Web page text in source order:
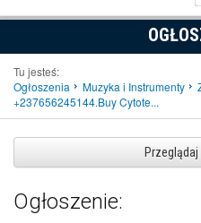
Tu jesteś:
Ogłoszenia
Muzyka i Instrumenty
+237656245144.Buy Cytote...
Ogłoszenie: